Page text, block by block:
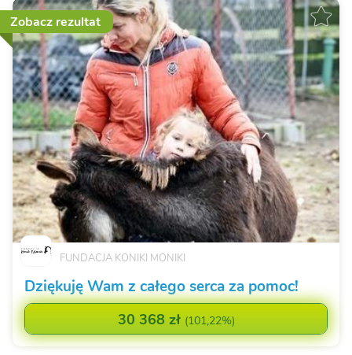
Zobacz rezultat
FUNDACJA KONIKI MONIKI
Dziękuję Wam z całego serca za pomoc!
30 368 zł (101,22%)